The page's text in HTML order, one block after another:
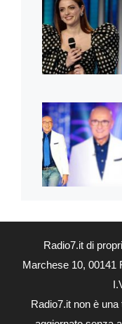
Radio7.it di
Marchese 10, 00141
Radio7.it non è